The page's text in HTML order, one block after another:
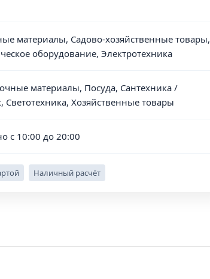
материалы, Садово-хозяйственные товары,
оборудование, Электротехника
материалы, Посуда, Сантехника /
Светотехника, Хозяйственные товары
с 10:00 до 20:00
Наличный расчёт